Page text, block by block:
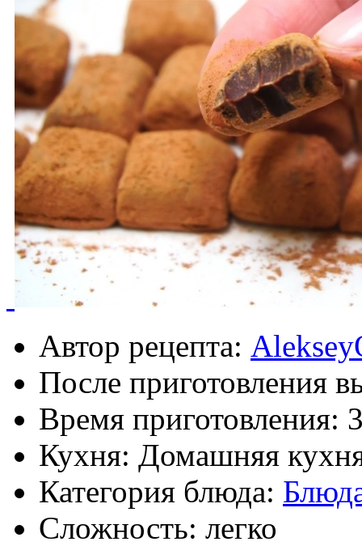
Автор рецепта:
После приготовления
Время приготовления:
Кухня: Домашняя
Категория блюда:
Сложность: легко